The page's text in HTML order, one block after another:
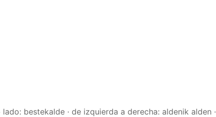
bestekalde · de izquierda a derecha: aldenik alden ·